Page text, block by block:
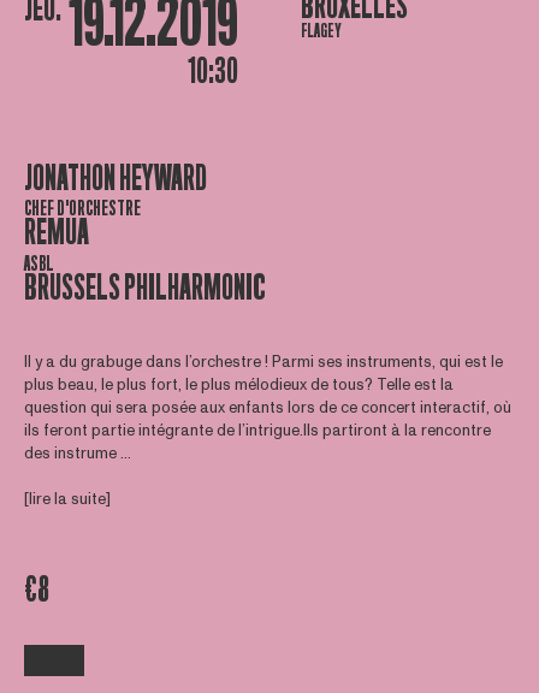
JEU. 19.12.2019
10:30
FLAGEY
JONATHON HEYWARD
CHEF D'ORCHESTRE
REMUA
ASBL
BRUSSELS PHILHARMONIC
Il y a du grabuge dans l’orchestre ! Parmi ses instruments, qui est le
plus beau, le plus fort, le plus mélodieux de tous? Telle est la
question qui sera posée aux enfants lors de ce concert interactif, où
ils feront partie intégrante de l’intrigue.Ils partiront à la rencontre
des instrume ...
[lire la suite]
€8